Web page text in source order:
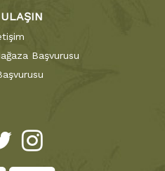
Başvurusu